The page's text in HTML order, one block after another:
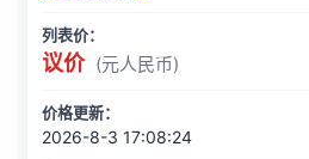
列表价：
议价 (元人民币)
价格更新：
2026-8-3 17:08:24